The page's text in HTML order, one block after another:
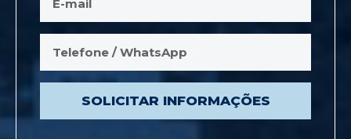
SOLICITAR INFORMAÇÕES